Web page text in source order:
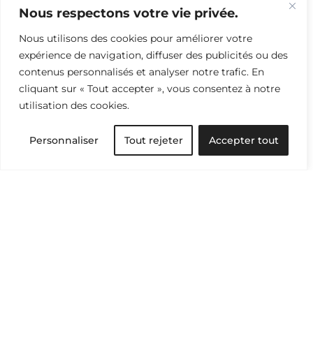
Nous respectons votre vie privée.
Nous utilisons des cookies pour améliorer votre
expérience de navigation, diffuser des publicités ou des
contenus personnalisés et analyser notre trafic. En
cliquant sur « Tout accepter », vous consentez à notre
utilisation des cookies.
Personnaliser Tout rejeter Accepter tout